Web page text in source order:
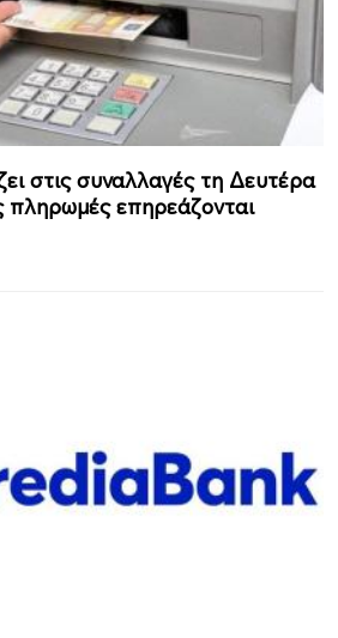
στις συναλλαγές τη Δευτέρα
πληρωμές επηρεάζονται